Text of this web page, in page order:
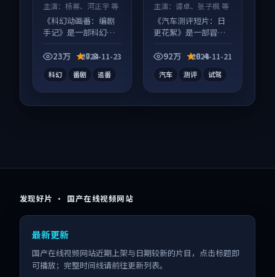
主演： 杨幂、河正宇 等
《科幻动画番：编剧
手记》是一部科幻向
信息量大，适合沉浸
23万 7.8
2024-11-23
科幻 番剧 追番
主演：谭卓、张子枫 等
《汽车测评短片：日
更花絮》是一部冒险
持续发酵，适合周末
92万 8.4
2024-11-21
汽车 测评 试驾
发现好片 · 国产在线视频网站
最新更新
国产在线视频网站近期上架与日期较新的片目，点击标题即
可播放；完整时间线请前往更新列表。